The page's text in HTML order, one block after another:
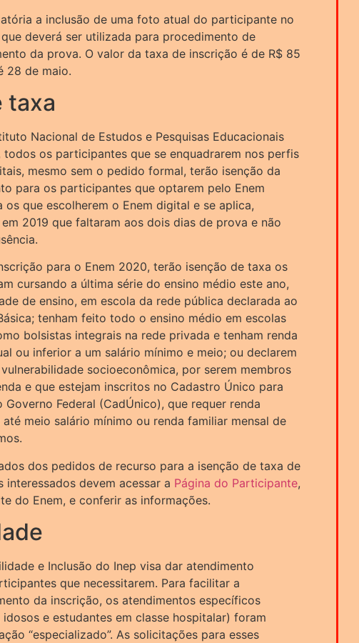
a inclusão de uma foto atual do participante no
deverá ser utilizada para procedimento de
da prova. O valor da taxa de inscrição é de R$ 85
28 de maio.
taxa
Nacional de Estudos e Pesquisas Educacionais
todos os participantes que se enquadrarem nos perfis
mesmo sem o pedido formal, terão isenção da
para os participantes que optarem pelo Enem
os que escolherem o Enem digital e se aplica,
2019 que faltaram aos dois dias de prova e não
para o Enem 2020, terão isenção de taxa os
cursando a última série do ensino médio este ano,
de ensino, em escola da rede pública declarada ao
tenham feito todo o ensino médio em escolas
bolsistas integrais na rede privada e tenham renda
ou inferior a um salário mínimo e meio; ou declarem
socioeconômica, por serem membros
e que estejam inscritos no Cadastro Único para
Governo Federal (CadÚnico), que requer renda
meio salário mínimo ou renda familiar mensal de
dos pedidos de recurso para a isenção de taxa de
interessados devem acessar a Página do Participante,
do Enem, e conferir as informações.
e Inclusão do Inep visa dar atendimento
que necessitarem. Para facilitar a
da inscrição, os atendimentos específicos
e estudantes em classe hospitalar) foram
“especializado”. As solicitações para esses